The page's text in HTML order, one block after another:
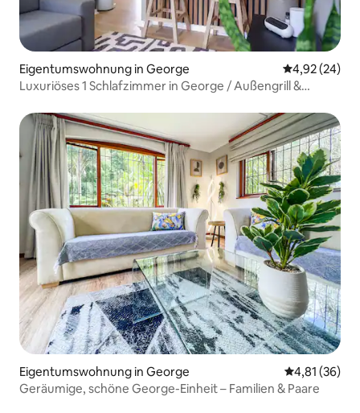
Eigentumswohnung in George
4,92 (24)
Luxuriöses 1 Schlafzimmer in George / Außengrill &
Eigentumswohnung in George
4,81 (36)
Geräumige, schöne George-Einheit – Familien & Paare